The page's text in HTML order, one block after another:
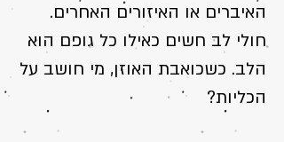
האיברים או האיזורים האחרים.
חולי לב חשים כאילו כל גופם הוא
הלב. כשכואבת האוזן, מי חושב על
הכליות?